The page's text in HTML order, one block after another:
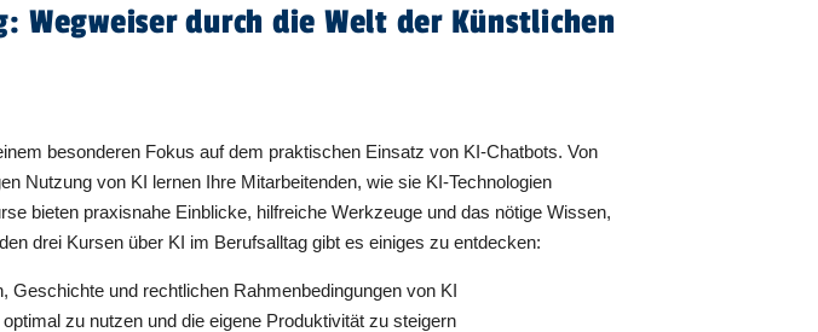
durch die Welt der Künstlichen
besonderen Fokus auf dem praktischen Einsatz von KI-Chatbots. Von
Nutzung von KI lernen Ihre Mitarbeitenden, wie sie KI-Technologien
bieten praxisnahe Einblicke, hilfreiche Werkzeuge und das nötige Wissen,
drei Kursen über KI im Berufsalltag gibt es einiges zu entdecken:
Geschichte und rechtlichen Rahmenbedingungen von KI
zu nutzen und die eigene Produktivität zu steigern